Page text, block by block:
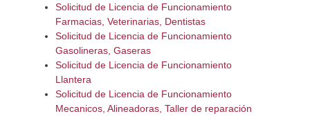
Solicitud de Licencia de Funcionamiento
Farmacias, Veterinarias, Dentistas
Solicitud de Licencia de Funcionamiento
Gasolineras, Gaseras
Solicitud de Licencia de Funcionamiento
Llantera
Solicitud de Licencia de Funcionamiento
Mecanicos, Alineadoras, Taller de reparación